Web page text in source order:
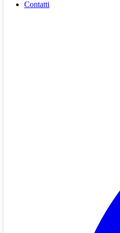
Contatti